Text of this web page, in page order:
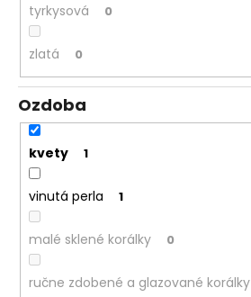
tyrkysová 0
zlatá 0
Ozdoba
kvety 1
vinutá perla 1
malé sklené korálky 0
ručne zdobené a glazované korálky